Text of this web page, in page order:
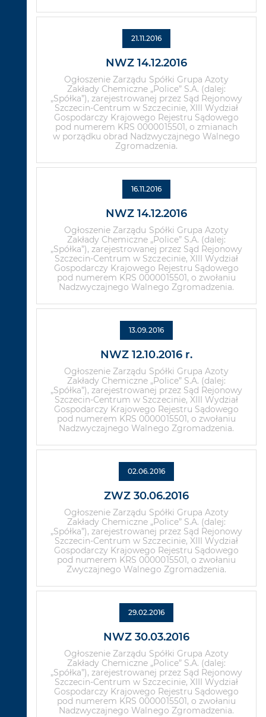
21.11.2016
NWZ 14.12.2016
Ogłoszenie Zarządu Spółki Grupa Azoty
Zakłady Chemiczne „Police” S.A. (dalej:
„Spółka”), zarejestrowanej przez Sąd Rejonowy
Szczecin-Centrum w Szczecinie, XIII Wydział
Gospodarczy Krajowego Rejestru Sądowego
pod numerem KRS 0000015501, o zmianach
w porządku obrad Nadzwyczajnego Walnego
Zgromadzenia.
16.11.2016
NWZ 14.12.2016
Ogłoszenie Zarządu Spółki Grupa Azoty
Zakłady Chemiczne „Police” S.A. (dalej:
„Spółka”), zarejestrowanej przez Sąd Rejonowy
Szczecin-Centrum w Szczecinie, XIII Wydział
Gospodarczy Krajowego Rejestru Sądowego
pod numerem KRS 0000015501, o zwołaniu
Nadzwyczajnego Walnego Zgromadzenia.
13.09.2016
NWZ 12.10.2016 r.
Ogłoszenie Zarządu Spółki Grupa Azoty
Zakłady Chemiczne „Police” S.A. (dalej:
„Spółka”), zarejestrowanej przez Sąd Rejonowy
Szczecin-Centrum w Szczecinie, XIII Wydział
Gospodarczy Krajowego Rejestru Sądowego
pod numerem KRS 0000015501, o zwołaniu
Nadzwyczajnego Walnego Zgromadzenia.
02.06.2016
ZWZ 30.06.2016
Ogłoszenie Zarządu Spółki Grupa Azoty
Zakłady Chemiczne „Police” S.A. (dalej:
„Spółka”), zarejestrowanej przez Sąd Rejonowy
Szczecin-Centrum w Szczecinie, XIII Wydział
Gospodarczy Krajowego Rejestru Sądowego
pod numerem KRS 0000015501, o zwołaniu
Zwyczajnego Walnego Zgromadzenia.
29.02.2016
NWZ 30.03.2016
Ogłoszenie Zarządu Spółki Grupa Azoty
Zakłady Chemiczne „Police” S.A. (dalej:
„Spółka”), zarejestrowanej przez Sąd Rejonowy
Szczecin-Centrum w Szczecinie, XIII Wydział
Gospodarczy Krajowego Rejestru Sądowego
pod numerem KRS 0000015501, o zwołaniu
Nadzwyczajnego Walnego Zgromadzenia.